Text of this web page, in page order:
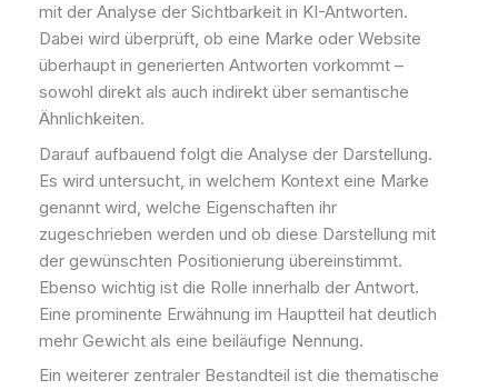
mit der Analyse der Sichtbarkeit in KI-Antworten.
Dabei wird überprüft, ob eine Marke oder Website
überhaupt in generierten Antworten vorkommt –
sowohl direkt als auch indirekt über semantische
Ähnlichkeiten.
Darauf aufbauend folgt die Analyse der Darstellung.
Es wird untersucht, in welchem Kontext eine Marke
genannt wird, welche Eigenschaften ihr
zugeschrieben werden und ob diese Darstellung mit
der gewünschten Positionierung übereinstimmt.
Ebenso wichtig ist die Rolle innerhalb der Antwort.
Eine prominente Erwähnung im Hauptteil hat deutlich
mehr Gewicht als eine beiläufige Nennung.
Ein weiterer zentraler Bestandteil ist die thematische